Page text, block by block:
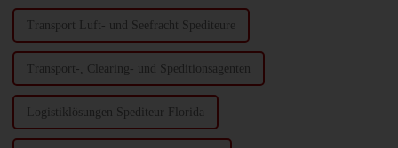
Transport Luft- und Seefracht Spediteure
Transport-, Clearing- und Speditionsagenten
Logistiklösungen Spediteur Florida